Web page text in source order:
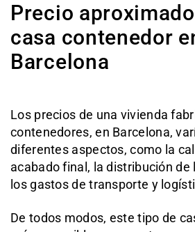
Precio
casa contenedor
Barcelona
Los precios de una vivienda
contenedores, en Barcelona,
diferentes aspectos, como la
acabado final, la distribución de
los gastos de transporte y
De todos modos, este tipo de